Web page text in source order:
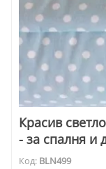
Красив
- за спалня и
Код: BLN499